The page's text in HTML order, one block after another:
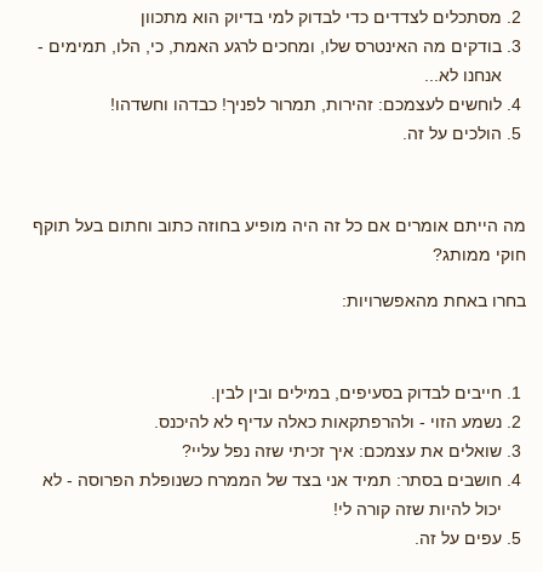
מסתכלים לצדדים כדי לבדוק למי בדיוק הוא מתכוון
בודקים מה האינטרס שלו, ומחכים לרגע האמת, כי, הלו, תמימים -
אנחנו לא...
לוחשים לעצמכם: זהירות, תמרור לפניך! כבדהו וחשדהו!
הולכים על זה.
מה הייתם אומרים אם כל זה היה מופיע בחוזה כתוב וחתום בעל תוקף
חוקי ממותג?
בחרו באחת מהאפשרויות:
חייבים לבדוק בסעיפים, במילים ובין לבין.
נשמע הזוי - ולהרפתקאות כאלה עדיף לא להיכנס.
שואלים את עצמכם: איך זכיתי שזה נפל עליי?
חושבים בסתר: תמיד אני בצד של הממרח כשנופלת הפרוסה - לא
יכול להיות שזה קורה לי!
עפים על זה.